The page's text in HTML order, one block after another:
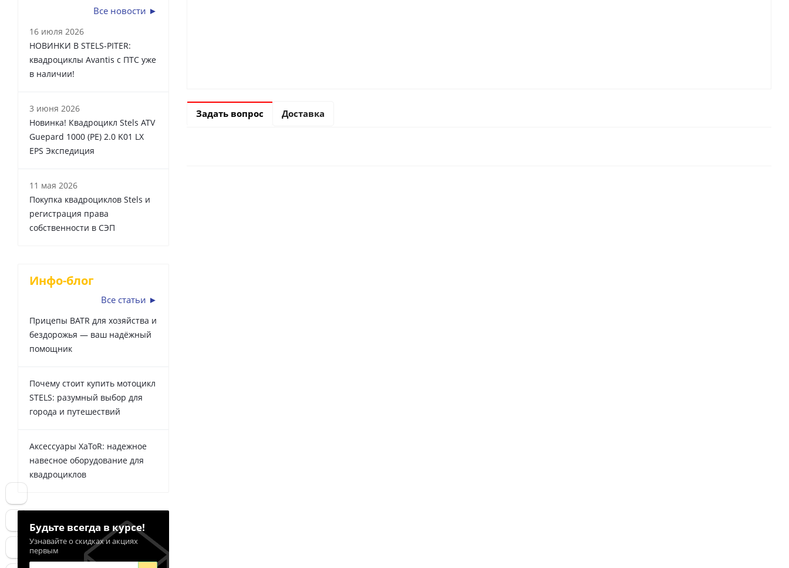
Задать вопрос Доставка
Все новости ►
16 июля 2026
НОВИНКИ В STELS-PITER:
квадроциклы Avantis с ПТС уже
в наличии!
3 июня 2026
Новинка! Квадроцикл Stels ATV
Guepard 1000 (PE) 2.0 K01 LX
EPS Экспедиция
11 мая 2026
Покупка квадроциклов Stels и
регистрация права
собственности в СЭП
Инфо-блог
Все статьи ►
Прицепы BATR для хозяйства и
бездорожья — ваш надёжный
помощник
Почему стоит купить мотоцикл
STELS: разумный выбор для
города и путешествий
Аксессуары XaToR: надежное
навесное оборудование для
квадроциклов
Будьте всегда в курсе!
Узнавайте о скидках и акциях
первым